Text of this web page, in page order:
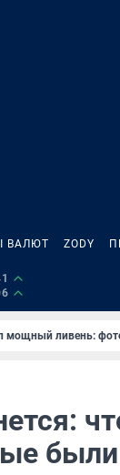
ВАЛЮТ ZODY
мощный ливень: